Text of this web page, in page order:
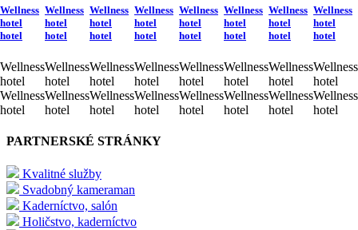
Wellness
hotel
hotel
Wellness
hotel
Wellness
hotel
Wellness
hotel
hotel
Wellness
hotel
Wellness
hotel
Wellness
hotel
hotel
Wellness
hotel
Wellness
hotel
Wellness
hotel
hotel
Wellness
hotel
Wellness
hotel
Wellness
hotel
hotel
Wellness
hotel
Wellness
hotel
Wellness
hotel
hotel
Wellness
hotel
Wellness
hotel
Wellness
hotel
hotel
Wellness
hotel
Wellness
hotel
Wellness
hotel
hotel
Wellness
hotel
Wellness
hotel
PARTNERSKÉ STRÁNKY
Kvalitné služby
Svadobný kameraman
Kaderníctvo, salón
Holičstvo, kaderníctvo